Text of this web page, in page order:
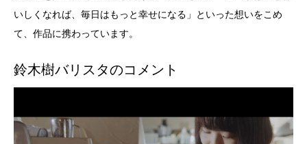
いしくなれば、毎日はもっと幸せになる」といった想いをこめ
て、作品に携わっています。
鈴木樹バリスタのコメント